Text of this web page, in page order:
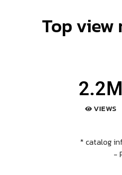
Top view
2.2M
VIEWS
* catalog
-